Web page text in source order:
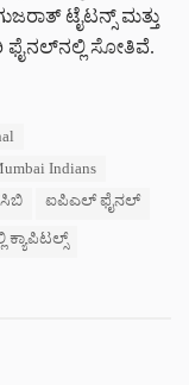
ಟೈಟನ್ಸ್ ಮತ್ತು
ಫೈನಲ್‌ನಲ್ಲಿ ಸೋತಿವೆ.
Indians
ಐಪಿಎಲ್ ಫೈನಲ್
ಕ್ಯಾಪಿಟಲ್ಸ್